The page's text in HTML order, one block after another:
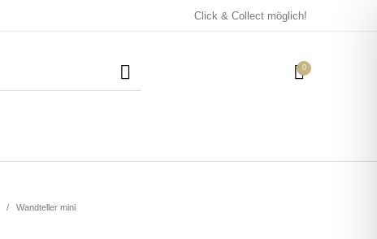
Click & Collect möglich!
0
/ Wandteller mini